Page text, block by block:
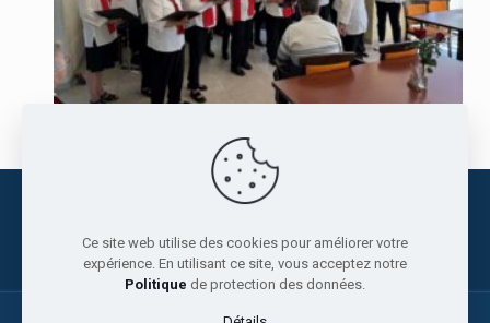
info@leschateaux.org
Ce site web utilise des cookies pour améliorer votre
expérience. En utilisant ce site, vous acceptez notre
Politique de protection des données.